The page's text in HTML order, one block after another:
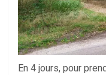
En 4 jours, pour